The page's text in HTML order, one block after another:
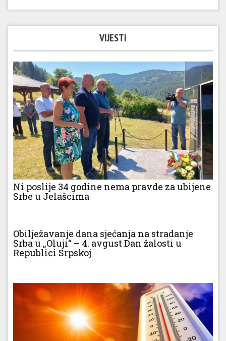
VIJESTI
Ni poslije 34 godine nema pravde za ubijene
Srbe u Jelašcima
Obilježavanje dana sjećanja na stradanje
Srba u „Oluji“ – 4. avgust Dan žalosti u
Republici Srpskoj